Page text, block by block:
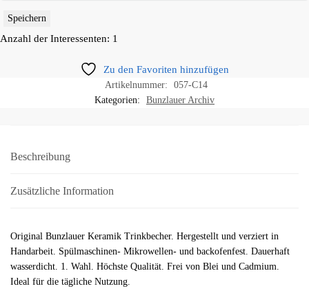
Speichern
Anzahl der Interessenten: 1
Zu den Favoriten hinzufügen
Artikelnummer:
057-C14
Kategorien:
Bunzlauer Archiv
Beschreibung
Zusätzliche Information
Original Bunzlauer Keramik Trinkbecher. Hergestellt und verziert in
Handarbeit. Spülmaschinen- Mikrowellen- und backofenfest. Dauerhaft
wasserdicht. 1. Wahl. Höchste Qualität. Frei von Blei und Cadmium.
Ideal für die tägliche Nutzung.